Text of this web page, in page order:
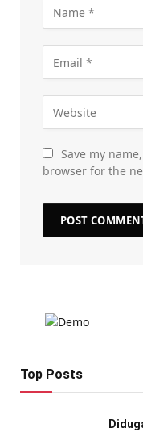
Save my
browser for the
Top Posts